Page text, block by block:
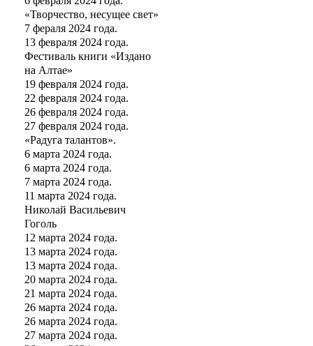
«Творчество, несущее свет»
7 фераля 2024 года.
13 февраля 2024 года.
Фестиваль книги «Издано
на Алтае»
19 февраля 2024 года.
22 февраля 2024 года.
26 февраля 2024 года.
27 февраля 2024 года.
«Радуга талантов».
6 марта 2024 года.
6 марта 2024 года.
7 марта 2024 года.
11 марта 2024 года.
Николай Васильевич
Гоголь
12 марта 2024 года.
13 марта 2024 года.
13 марта 2024 года.
20 марта 2024 года.
21 марта 2024 года.
26 марта 2024 года.
26 марта 2024 года.
27 марта 2024 года.